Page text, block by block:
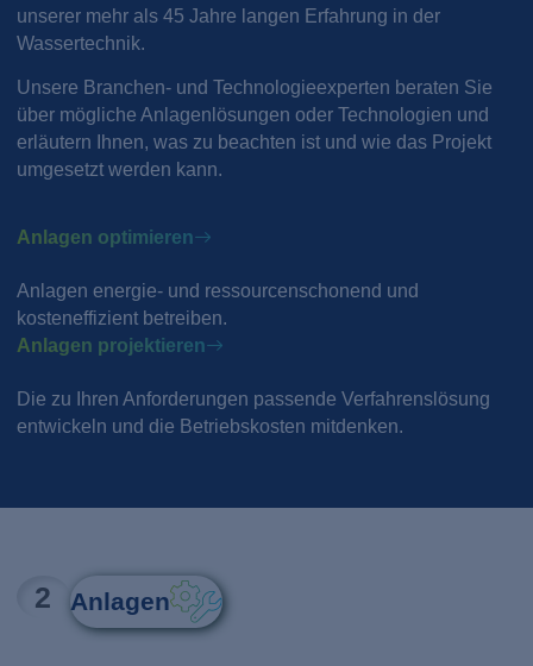
unserer mehr als 45 Jahre langen Erfahrung in der
Wassertechnik.
Unsere Branchen- und Technologieexperten beraten Sie
über mögliche Anlagenlösungen oder Technologien und
erläutern Ihnen, was zu beachten ist und wie das Projekt
umgesetzt werden kann.
Anlagen optimieren
Anlagen energie- und ressourcenschonend und
kosteneffizient betreiben.
Anlagen projektieren
Die zu Ihren Anforderungen passende Verfahrenslösung
entwickeln und die Betriebskosten mitdenken.
2 Anlagen